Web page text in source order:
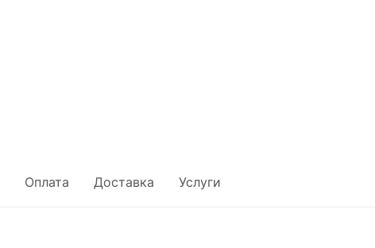
Оплата Доставка Услуги